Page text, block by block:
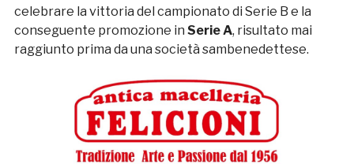
celebrare la vittoria del campionato di Serie B e la
conseguente promozione in Serie A, risultato mai
raggiunto prima da una società sambenedettese.